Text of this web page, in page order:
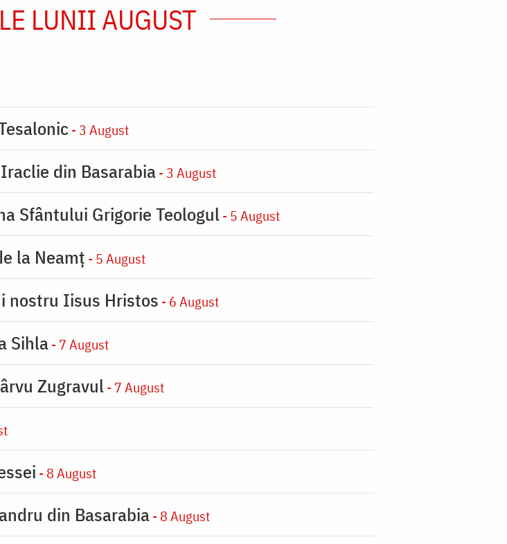
LUNII AUGUST
- 3 August
din Basarabia- 3 August
Sfântului Grigorie Teologul - 5 August
la Neamț - 5 August
nostru Iisus Hristos - 6 August
Sihla- 7 August
Zugravul - 7 August
- 8 August
din Basarabia- 8 August